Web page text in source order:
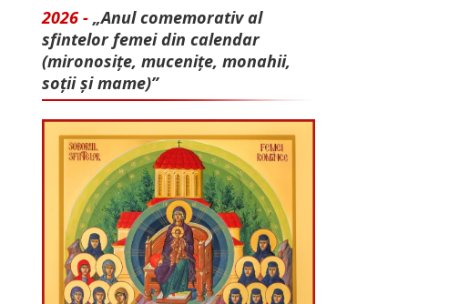
2026 - „Anul comemorativ al
sfintelor femei din calendar
(mironosițe, mu­cenițe, monahii,
soții și mame)”